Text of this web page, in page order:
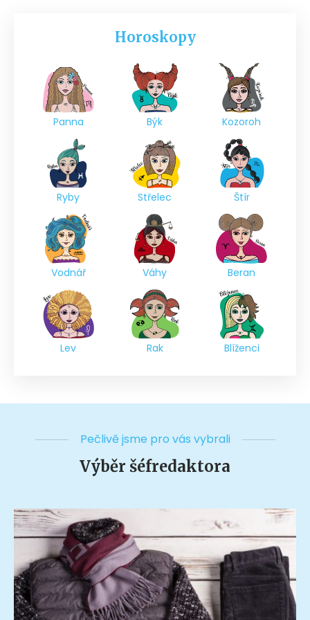
Horoskopy
Panna Býk Kozoroh
Ryby Střelec Štír
Vodnář Váhy Beran
Lev Rak Blíženci
Pečlivě jsme pro vás vybrali
Výběr šéfredaktora